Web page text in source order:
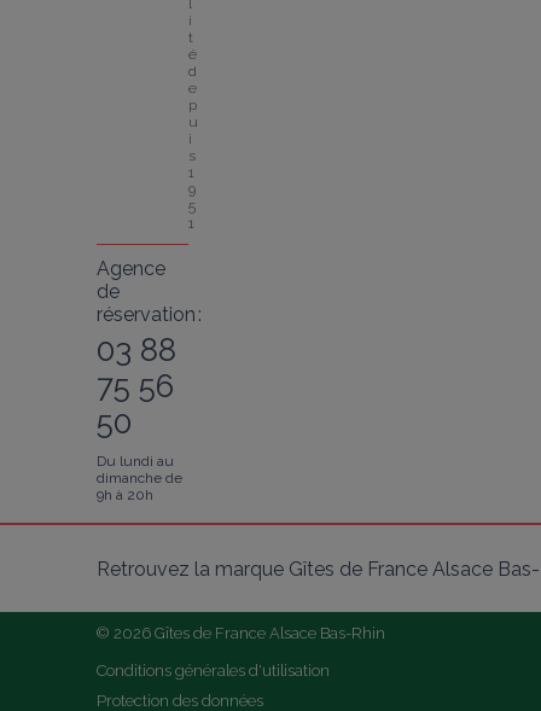
l
i
t
é
d
e
p
u
i
s
1
9
5
1
Agence
de
réservation :
03 88
75 56
50
Du lundi au
dimanche de
9h à 20h
Retrouvez la marque Gîtes de France Alsace
© 2026 Gîtes de France Alsace Bas-Rhin
Conditions générales d'utilisation
Protection des données